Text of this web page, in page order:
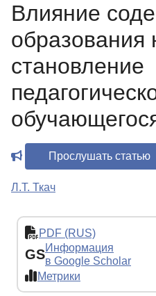
Влияние
образования
становление
Прослушать статью
Л.Т. Ткач
PDF (RUS)
GSИнформация
в Google Scholar
Метрики